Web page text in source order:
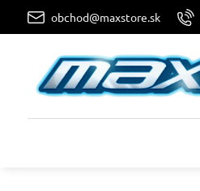
obchod@maxstore.sk